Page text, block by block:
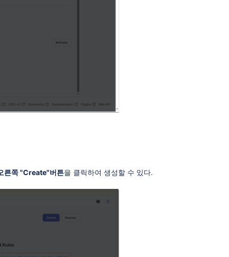
른쪽 "Create"버튼을 클릭하여 생성할 수 있다.